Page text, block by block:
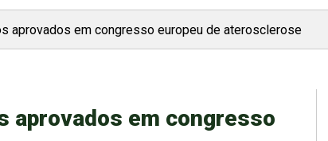
aprovados em congresso europeu de aterosclerose
aprovados em congresso